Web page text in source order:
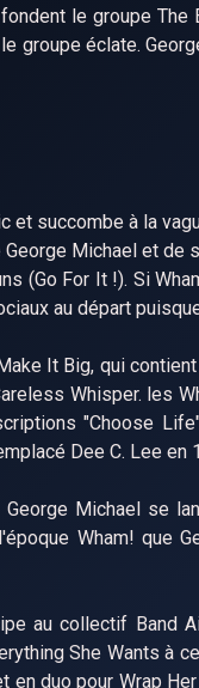
le groupe
groupe éclate.
et succombe à la
Michael et
(Go For It !). Si
au départ
It Big, qui
Whisper. les
"Choose
Dee C. Lee en
Michael se
Wham! que
au collectif Band
She Wants à
en duo pour Wrap